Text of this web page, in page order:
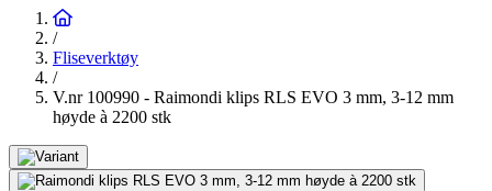
Hjem
/
Fliseverktøy
/
V.nr 100990 - Raimondi klips RLS EVO 3 mm, 3-12 mm
høyde à 2200 stk